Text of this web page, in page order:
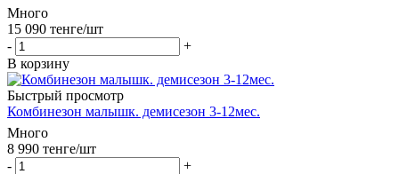
Много
15 090 тенге/шт
-
+
В корзину
Быстрый просмотр
Комбинезон малышк. демисезон 3-12мес.
Много
8 990 тенге/шт
-
+